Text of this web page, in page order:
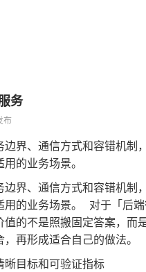
务
布
边界、通信方式和容错机制
的业务场景。
边界、通信方式和容错机制
用的业务场景。 对于「后端
值的不是照搬固定答案，而
，再形成适合自己的做法。
晰目标和可验证指标